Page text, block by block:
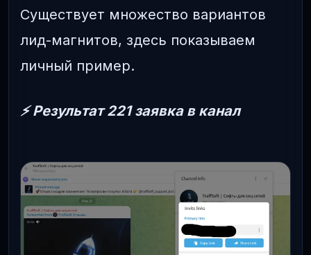
Существует множество вариантов
лид-магнитов, здесь показываем
личный пример.
⚡️ Результат 221 заявка в канал